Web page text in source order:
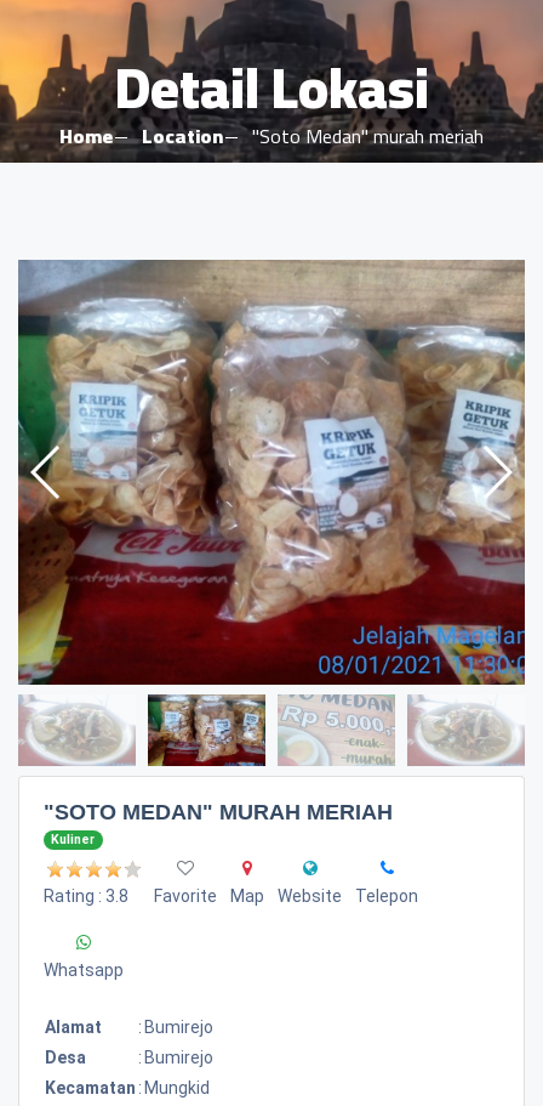
Detail Lokasi
Home Location "Soto Medan" murah meriah
"SOTO MEDAN" MURAH MERIAH
Kuliner
Rating : 3.8 Favorite Map Website Telepon
Whatsapp
Alamat : Bumirejo
Desa
: Bumirejo
Kecamatan : Mungkid